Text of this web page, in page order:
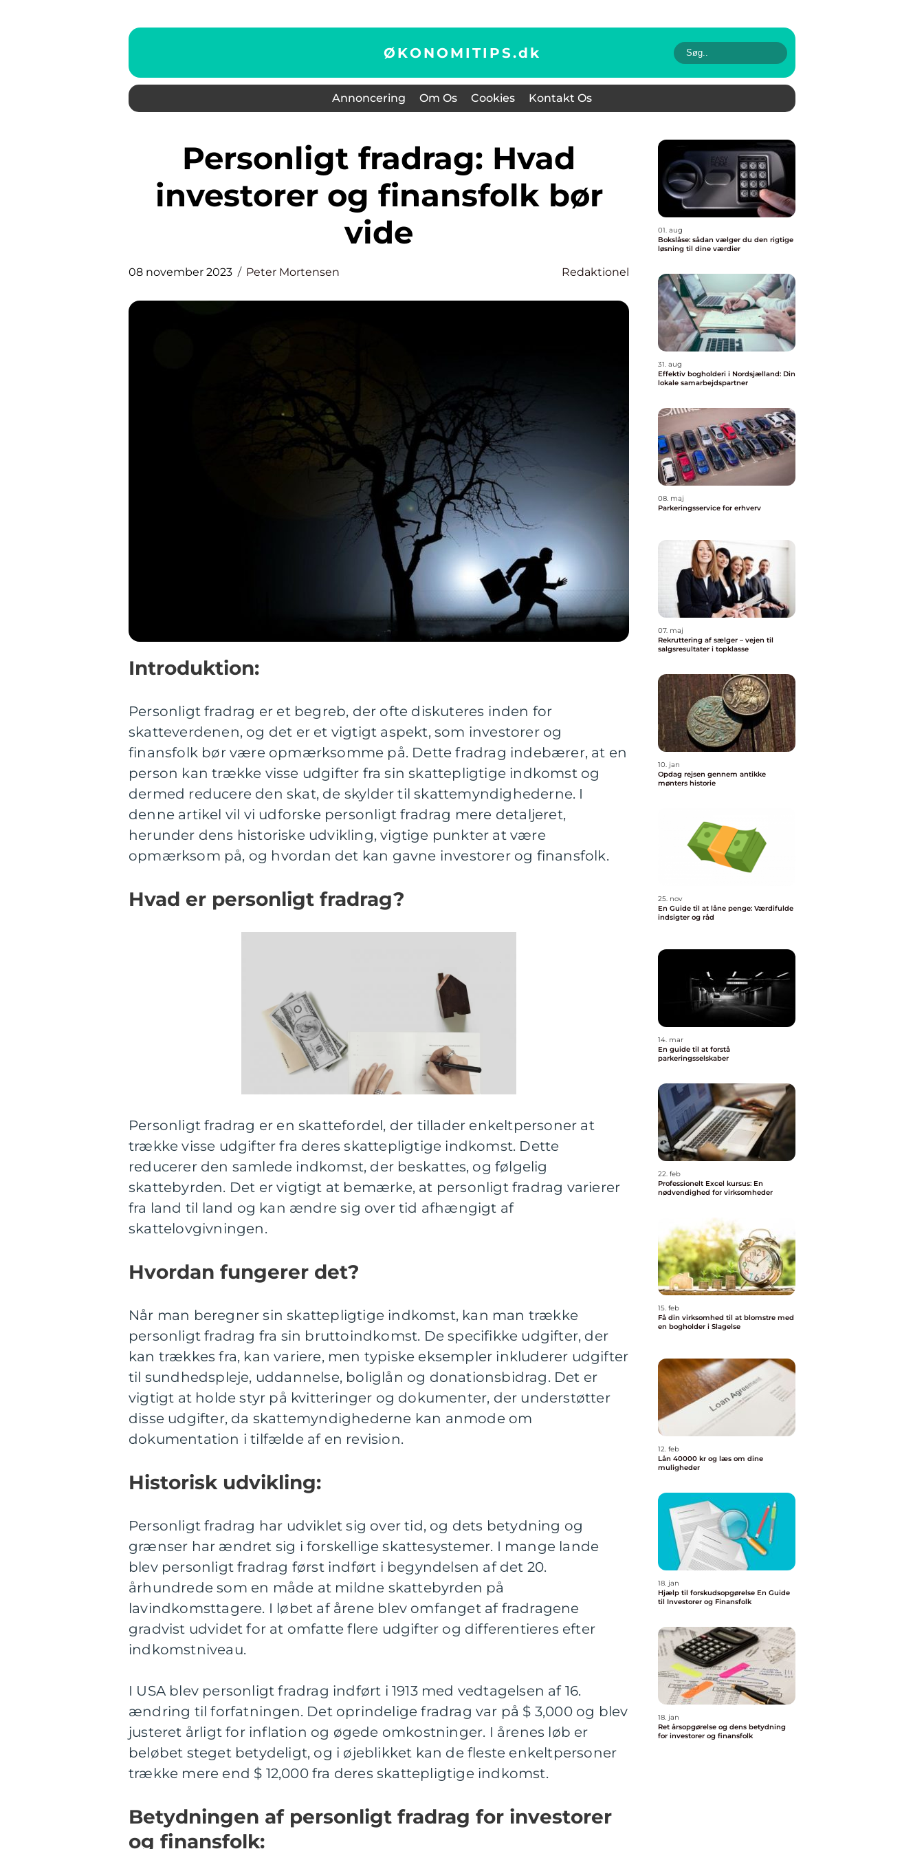
ØKONOMITIPS.dk
Annoncering Om Os Cookies Kontakt Os
Personligt fradrag: Hvad
investorer og finansfolk bør
vide
08 november 2023 Peter Mortensen Redaktionel
Introduktion:
Personligt fradrag er et begreb, der ofte diskuteres inden for
skatteverdenen, og det er et vigtigt aspekt, som investorer og
finansfolk bør være opmærksomme på. Dette fradrag indebærer, at en
person kan trække visse udgifter fra sin skattepligtige indkomst og
dermed reducere den skat, de skylder til skattemyndighederne. I
denne artikel vil vi udforske personligt fradrag mere detaljeret,
herunder dens historiske udvikling, vigtige punkter at være
opmærksom på, og hvordan det kan gavne investorer og finansfolk.
Hvad er personligt fradrag?
Personligt fradrag er en skattefordel, der tillader enkeltpersoner at
trække visse udgifter fra deres skattepligtige indkomst. Dette
reducerer den samlede indkomst, der beskattes, og følgelig
skattebyrden. Det er vigtigt at bemærke, at personligt fradrag varierer
fra land til land og kan ændre sig over tid afhængigt af
skattelovgivningen.
Hvordan fungerer det?
Når man beregner sin skattepligtige indkomst, kan man trække
personligt fradrag fra sin bruttoindkomst. De specifikke udgifter, der
kan trækkes fra, kan variere, men typiske eksempler inkluderer udgifter
til sundhedspleje, uddannelse, boliglån og donationsbidrag. Det er
vigtigt at holde styr på kvitteringer og dokumenter, der understøtter
disse udgifter, da skattemyndighederne kan anmode om
dokumentation i tilfælde af en revision.
Historisk udvikling:
Personligt fradrag har udviklet sig over tid, og dets betydning og
grænser har ændret sig i forskellige skattesystemer. I mange lande
blev personligt fradrag først indført i begyndelsen af det 20.
århundrede som en måde at mildne skattebyrden på
lavindkomsttagere. I løbet af årene blev omfanget af fradragene
gradvist udvidet for at omfatte flere udgifter og differentieres efter
indkomstniveau.
I USA blev personligt fradrag indført i 1913 med vedtagelsen af 16.
ændring til forfatningen. Det oprindelige fradrag var på $ 3,000 og blev
justeret årligt for inflation og øgede omkostninger. I årenes løb er
beløbet steget betydeligt, og i øjeblikket kan de fleste enkeltpersoner
trække mere end $ 12,000 fra deres skattepligtige indkomst.
Betydningen af personligt fradrag for investorer
og finansfolk:
01. aug
Bokslåse: sådan vælger du den rigtige
løsning til dine værdier
31. aug
Effektiv bogholderi i Nordsjælland: Din
lokale samarbejdspartner
08. maj
Parkeringsservice for erhverv
07. maj
Rekruttering af sælger – vejen til
salgsresultater i topklasse
10. jan
Opdag rejsen gennem antikke
mønters historie
25. nov
En Guide til at låne penge: Værdifulde
indsigter og råd
14. mar
En guide til at forstå
parkeringsselskaber
22. feb
Professionelt Excel kursus: En
nødvendighed for virksomheder
15. feb
Få din virksomhed til at blomstre med
en bogholder i Slagelse
12. feb
Lån 40000 kr og læs om dine
muligheder
18. jan
Hjælp til forskudsopgørelse En Guide
til Investorer og Finansfolk
18. jan
Ret årsopgørelse og dens betydning
for investorer og finansfolk